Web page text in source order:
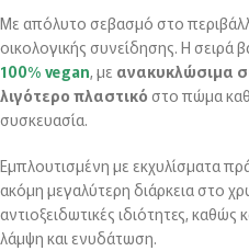
Με απόλυτο σεβασμό στο
οικολογικής συνείδησης. Η σειρά
100% vegan, με ανακυκλώσιμα
λιγότερο πλαστικό στο πώμα
συσκευασία.
Εμπλουτισμένη με εκχυλίσματα
ακόμη μεγαλύτερη διάρκεια στο
αντιοξειδωτικές ιδιότητες, καθώς
λάμψη και ενυδάτωση.